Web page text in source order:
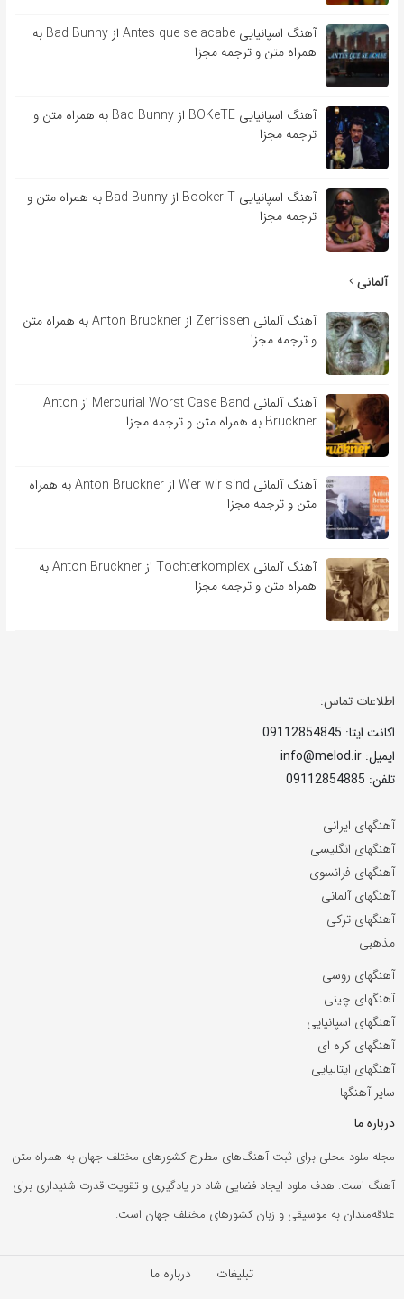
آهنگ اسپانیایی Antes que se acabe از Bad Bunny به
همراه متن و ترجمه مجزا
آهنگ اسپانیایی BOKeTE از Bad Bunny به همراه متن و
ترجمه مجزا
آهنگ اسپانیایی Booker T از Bad Bunny به همراه متن و
ترجمه مجزا
آلمانی
آهنگ آلمانی Zerrissen از Anton Bruckner به همراه متن
و ترجمه مجزا
آهنگ آلمانی Mercurial Worst Case Band از Anton
Bruckner به همراه متن و ترجمه مجزا
آهنگ آلمانی Wer wir sind از Anton Bruckner به همراه
متن و ترجمه مجزا
آهنگ آلمانی Tochterkomplex از Anton Bruckner به
همراه متن و ترجمه مجزا
اطلاعات تماس:
اکانت ایتا: 09112854845
ایمیل: info@melod.ir
تلفن: 09112854885
آهنگهای ایرانی
آهنگهای انگلیسی
آهنگهای فرانسوی
آهنگهای آلمانی
آهنگهای ترکی
مذهبی
آهنگهای روسی
آهنگهای چینی
آهنگهای اسپانیایی
آهنگهای کره ای
آهنگهای ایتالیایی
سایر آهنگها
درباره ما
مجله ملود محلی برای ثبت آهنگ‌های مطرح کشورهای مختلف جهان به همراه متن
آهنگ است. هدف ملود ایجاد فضایی شاد در یادگیری و تقویت قدرت شنیداری برای
علاقه‌مندان به موسیقی و زبان کشورهای مختلف جهان است.
تبلیغات درباره ما